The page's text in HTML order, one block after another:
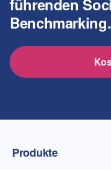
führenden
Benchmarking.
Talkwalker-Homepage
Produkte